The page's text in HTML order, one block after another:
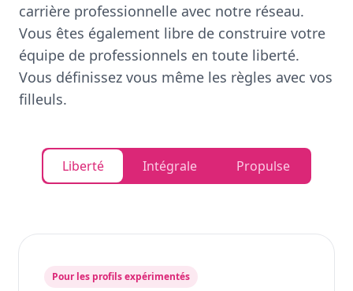
carrière professionnelle avec notre réseau.
Vous êtes également libre de construire votre
équipe de professionnels en toute liberté.
Vous définissez vous même les règles avec vos
filleuls.
Liberté Intégrale Propulse
Pour les profils expérimentés